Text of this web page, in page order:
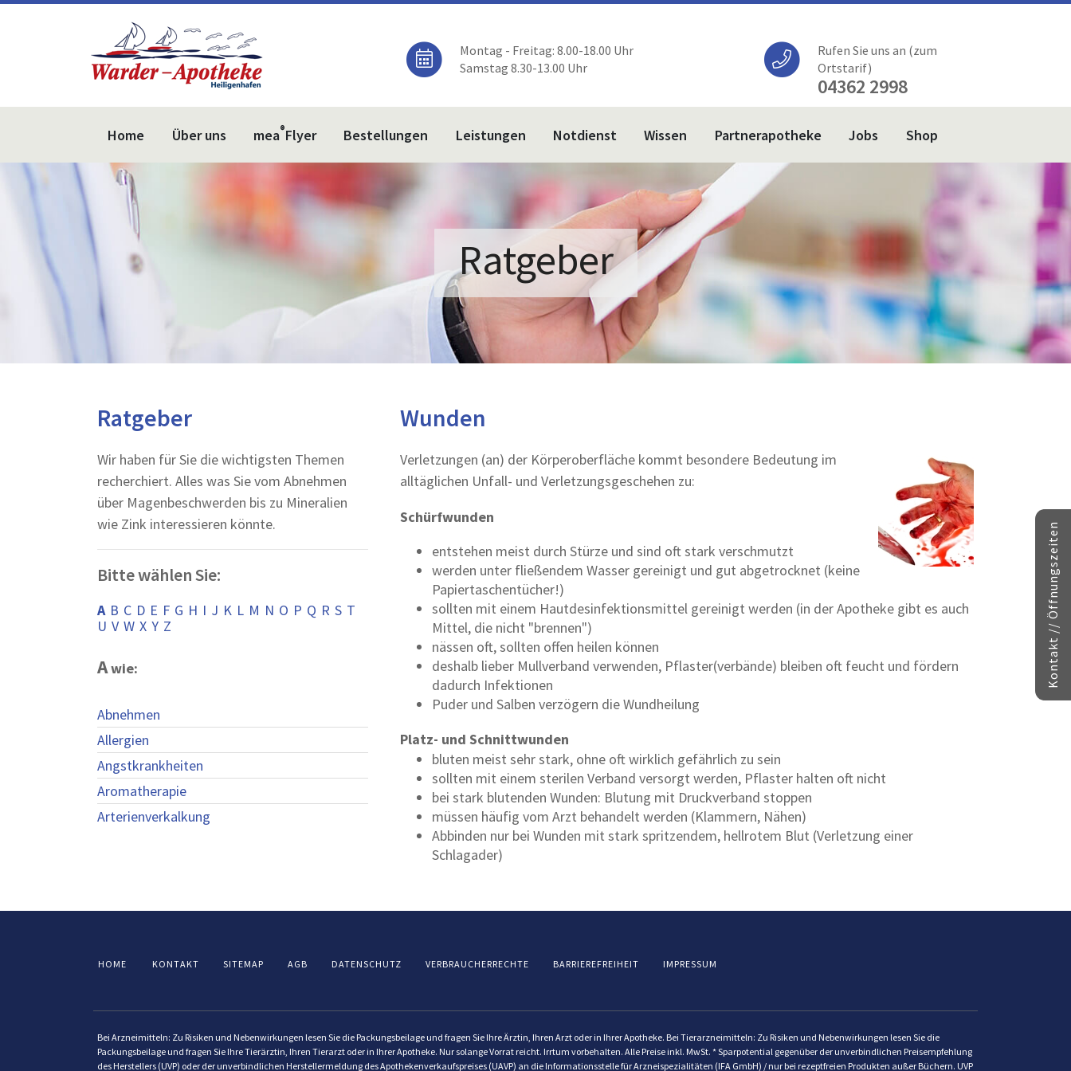
Montag - Freitag: 8.00-18.00 Uhr
Samstag 8.30-13.00 Uhr
Rufen Sie uns an (zum
Ortstarif)
04362 2998
Home Über uns mea®Flyer Bestellungen Leistungen Notdienst Wissen Partnerapotheke Jobs Shop
Ratgeber
Ratgeber
Wir haben für Sie die wichtigsten Themen
recherchiert. Alles was Sie vom Abnehmen
über Magenbeschwerden bis zu Mineralien
wie Zink interessieren könnte.
Bitte wählen Sie:
A B C D E F G H I J K L M N O P Q R S T
U V W X Y Z
Awie:
Abnehmen
Allergien
Angstkrankheiten
Aromatherapie
Arterienverkalkung
Wunden
Verletzungen (an) der Körperoberfläche kommt besondere Bedeutung im
alltäglichen Unfall- und Verletzungsgeschehen zu:
Schürfwunden
entstehen meist durch Stürze und sind oft stark verschmutzt
werden unter fließendem Wasser gereinigt und gut abgetrocknet (keine
Papiertaschentücher!)
sollten mit einem Hautdesinfektionsmittel gereinigt werden (in der Apotheke gibt es auch
Mittel, die nicht "brennen")
nässen oft, sollten offen heilen können
deshalb lieber Mullverband verwenden, Pflaster(verbände) bleiben oft feucht und fördern
dadurch Infektionen
Puder und Salben verzögern die Wundheilung
Platz- und Schnittwunden
bluten meist sehr stark, ohne oft wirklich gefährlich zu sein
sollten mit einem sterilen Verband versorgt werden, Pflaster halten oft nicht
bei stark blutenden Wunden: Blutung mit Druckverband stoppen
müssen häufig vom Arzt behandelt werden (Klammern, Nähen)
Abbinden nur bei Wunden mit stark spritzendem, hellrotem Blut (Verletzung einer
Schlagader)
HOME KONTAKT SITEMAP AGB DATENSCHUTZ VERBRAUCHERRECHTE BARRIEREFREIHEIT IMPRESSUM
Bei Arzneimitteln: Zu Risiken und Nebenwirkungen lesen Sie die Packungsbeilage und fragen Sie Ihre Ärztin, Ihren Arzt oder in Ihrer Apotheke. Bei Tierarzneimitteln: Zu Risiken und Nebenwirkungen lesen Sie die
Packungsbeilage und fragen Sie Ihre Tierärztin, Ihren Tierarzt oder in Ihrer Apotheke. Nur solange Vorrat reicht. Irrtum vorbehalten. Alle Preise inkl. MwSt. * Sparpotential gegenüber der unverbindlichen Preisempfehlung
des Herstellers (UVP) oder der unverbindlichen Herstellermeldung des Apothekenverkaufspreises (UAVP) an die Informationsstelle für Arzneispezialitäten (IFA GmbH) / nur bei rezeptfreien Produkten außer Büchern. UVP
Kontakt // Öffnungszeiten